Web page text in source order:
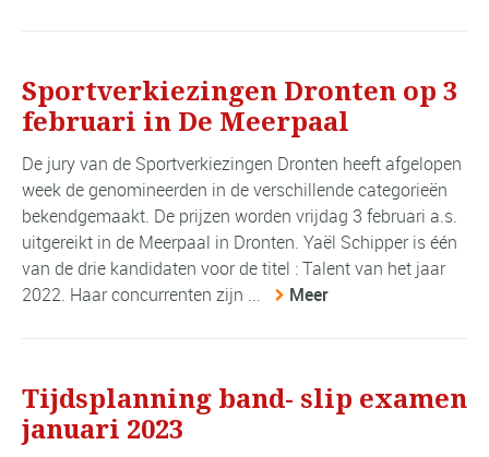
Sportverkiezingen Dronten op 3
februari in De Meerpaal
De jury van de Sportverkiezingen Dronten heeft afgelopen
week de genomineerden in de verschillende categorieën
bekendgemaakt. De prijzen worden vrijdag 3 februari a.s.
uitgereikt in de Meerpaal in Dronten. Yaël Schipper is één
van de drie kandidaten voor de titel : Talent van het jaar
2022. Haar concurrenten zijn ...
Meer
Tijdsplanning band- slip examen
januari 2023